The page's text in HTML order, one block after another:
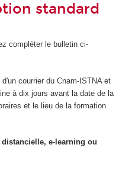
standard
compléter le bulletin ci-
courrier du Cnam-ISTNA et
à dix jours avant la date de la
et le lieu de la formation
e-learning ou